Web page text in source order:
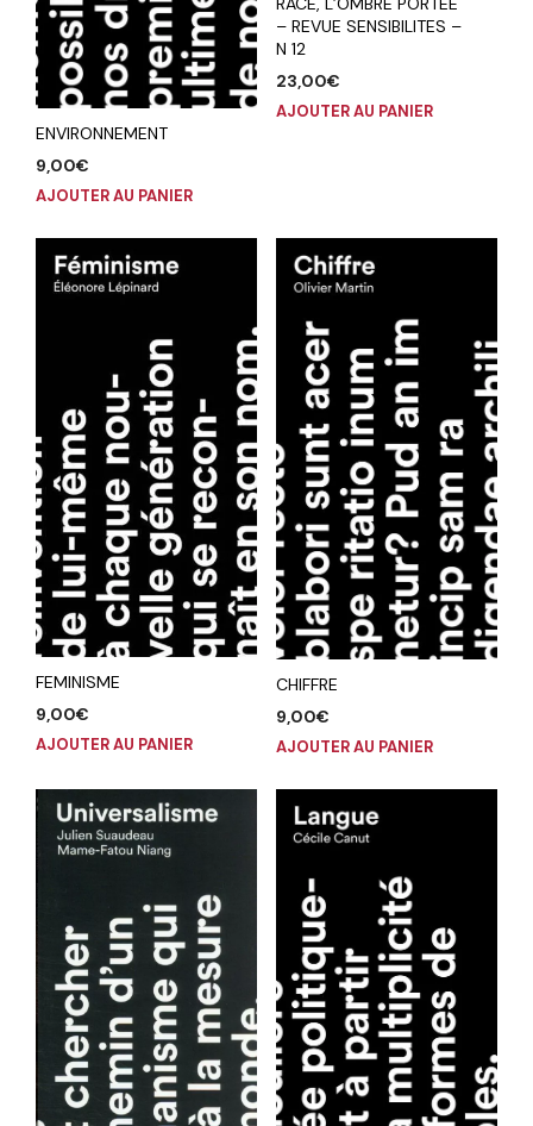
ENVIRONNEMENT
9,00€
AJOUTER AU PANIER
– REVUE SENSIBILITES –
N 12
23,00€
AJOUTER AU PANIER
FEMINISME
9,00€
AJOUTER AU PANIER
CHIFFRE
9,00€
AJOUTER AU PANIER